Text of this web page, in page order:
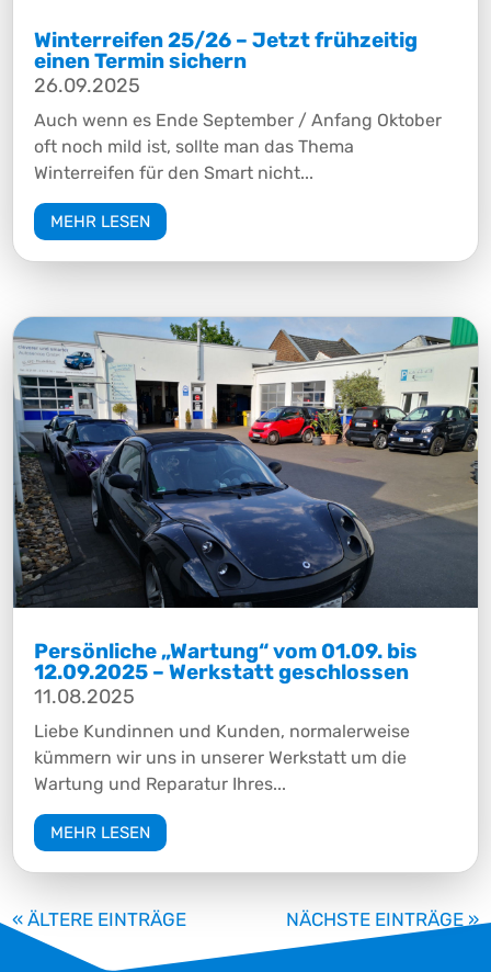
Winterreifen 25/26 – Jetzt frühzeitig
einen Termin sichern
26.09.2025
Auch wenn es Ende September / Anfang Oktober
oft noch mild ist, sollte man das Thema
Winterreifen für den Smart nicht...
MEHR LESEN
Persönliche „Wartung“ vom 01.09. bis
12.09.2025 – Werkstatt geschlossen
11.08.2025
Liebe Kundinnen und Kunden, normalerweise
kümmern wir uns in unserer Werkstatt um die
Wartung und Reparatur Ihres...
MEHR LESEN
« ÄLTERE EINTRÄGE NÄCHSTE EINTRÄGE »